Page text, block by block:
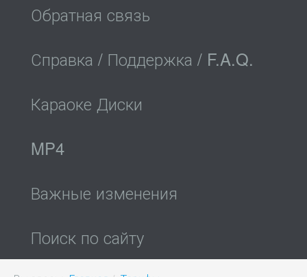
Обратная связь
Справка / Поддержка / F.A.Q.
Караоке Диски
MP4
Важные изменения
Поиск по сайту